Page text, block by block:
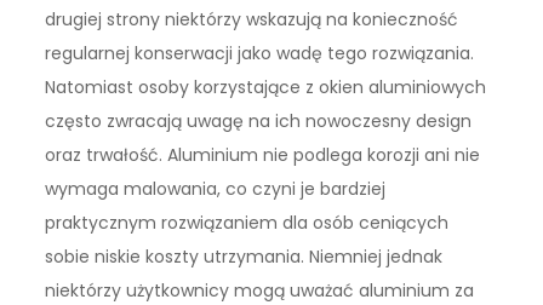
drugiej strony niektórzy wskazują na konieczność
regularnej konserwacji jako wadę tego rozwiązania.
Natomiast osoby korzystające z okien aluminiowych
często zwracają uwagę na ich nowoczesny design
oraz trwałość. Aluminium nie podlega korozji ani nie
wymaga malowania, co czyni je bardziej
praktycznym rozwiązaniem dla osób ceniących
sobie niskie koszty utrzymania. Niemniej jednak
niektórzy użytkownicy mogą uważać aluminium za